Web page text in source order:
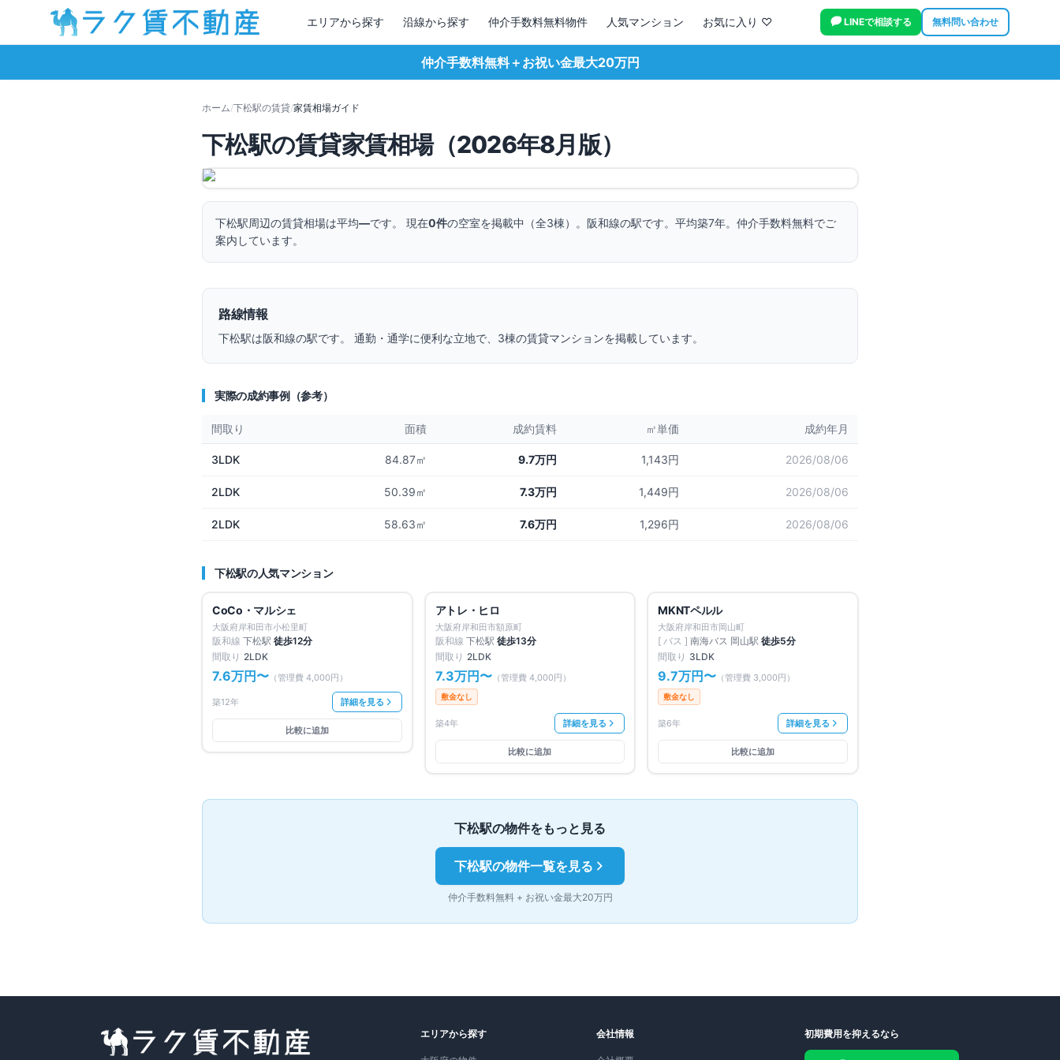
エリアから探す 沿線から探す 仲介手数料無料物件 人気マンション お気に入り ♡ LINEで相談する 無料問い合わせ
仲介手数料無料＋お祝い金最大20万円
ホーム/下松駅の賃貸/家賃相場ガイド
下松駅の賃貸家賃相場（2026年8月版）
下松駅周辺の賃貸相場は平均—です。 現在0件の空室を掲載中（全3棟）。 阪和線の駅です。 平均築7年。 仲介手数料無料でご
案内しています。
路線情報
下松駅は阪和線の駅です。 通勤・通学に便利な立地で、 3棟の賃貸マンションを掲載しています。
実際の成約事例（参考）
間取り 面積 成約賃料 ㎡単価 成約年月
3LDK 84.87㎡ 9.7万円 1,143円 2026/08/06
2LDK 50.39㎡ 7.3万円 1,449円 2026/08/06
2LDK 58.63㎡ 7.6万円 1,296円 2026/08/06
下松駅の人気マンション
仲介手数料無料
CoCo・マルシェ
大阪府岸和田市小松里町
阪和線 下松駅 徒歩12分
間取り 2LDK
7.6万円 〜 （管理費 4,000円 ）
築12年 詳細を見る
比較に追加
仲介手数料無料
アトレ・ヒロ
大阪府岸和田市額原町
阪和線 下松駅 徒歩13分
間取り 2LDK
7.3万円 〜（管理費 4,000円 ）
敷金なし
築4年 詳細を見る
比較に追加
仲介手数料無料
MKNTペルル
大阪府岸和田市岡山町
[ バス ] 南海バス 岡山駅 徒歩5分
間取り 3LDK
9.7万円 〜 （管理費 3,000円 ）
敷金なし
築6年 詳細を見る
比較に追加
下松駅の物件をもっと見る
下松駅の物件一覧を見る
仲介手数料無料 + お祝い金最大20万円
エリアから探す 会社情報 初期費用を抑えるなら